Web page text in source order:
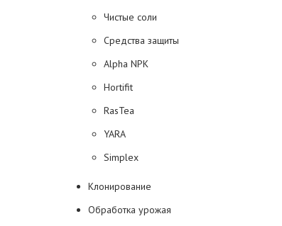
Чистые соли
Средства защиты
Alpha NPK
Hortifit
RasTea
YARA
Simplex
Клонирование
Обработка урожая